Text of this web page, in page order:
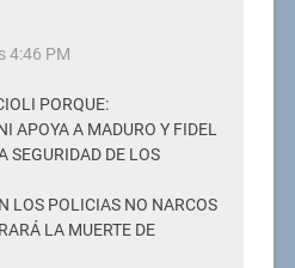
4:46 PM
PORQUE:
APOYA A MADURO Y FIDEL
SEGURIDAD DE LOS
LOS POLICIAS NO NARCOS
LA MUERTE DE